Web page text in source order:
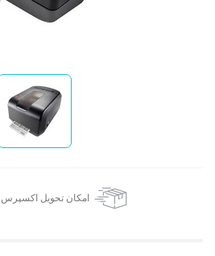
امکان تحویل اکسپرس